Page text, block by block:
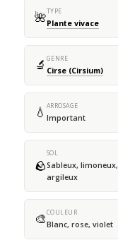
🌺TYPE
Plante vivace
🔬 GENRE
Cirse (Cirsium)
💧 ARROSAGE
Important
🪨
SOL
Sableux, limoneux,
argileux
🎨COULEUR
Blanc, rose, violet